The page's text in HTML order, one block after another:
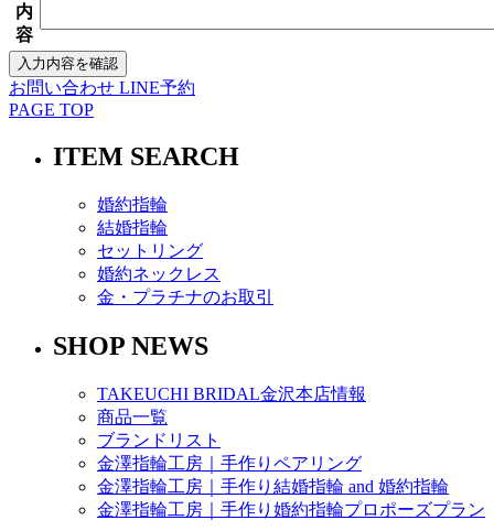
内
容
お問い合わせ LINE予約
PAGE TOP
ITEM SEARCH
婚約指輪
結婚指輪
セットリング
婚約ネックレス
金・プラチナのお取引
SHOP NEWS
TAKEUCHI BRIDAL金沢本店情報
商品一覧
ブランドリスト
金澤指輪工房｜手作りペアリング
金澤指輪工房｜手作り結婚指輪 and 婚約指輪
金澤指輪工房｜手作り婚約指輪プロポーズプラン